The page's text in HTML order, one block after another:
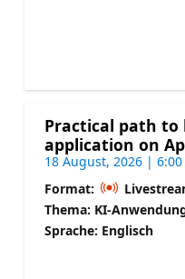
Practical path to
application on
18 August, 2026 | 6:00
Format:
Thema: KI-
Sprache: Englisch